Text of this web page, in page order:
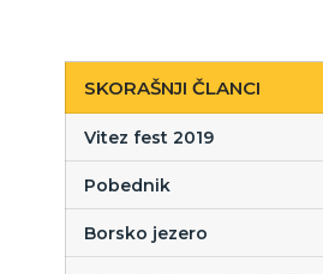
SKORAŠNJI ČLANCI
Vitez fest 2019
Pobednik
Borsko jezero